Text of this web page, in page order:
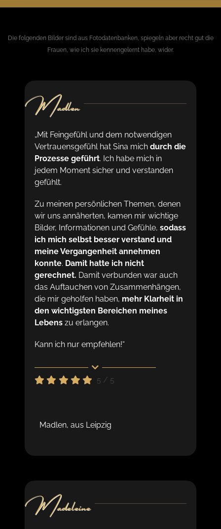
Die folgenden Bilder sind aus Fotodatenbanken, spiegeln aber recht gut die
Frauen, wie ich sie kennengelernt habe, wider.
Madlen
„Mit Feingefühl und dem notwendigen
Vertrauensgefühl hat Sina mich durch die
Prozesse geführt. Ich habe mich in
jedem Moment sicher und verstanden
gefühlt.
Zu meinen persönlichen Themen, denen
wir uns annäherten, kamen mir wichtige
Bilder, Informationen und Gefühle, sodass
ich mich selbst besser verstand und
meine Vergangenheit annehmen
konnte. Damit hatte ich nicht
gerechnet. Damit verbunden war auch
das Auftauchen von Zusammenhängen,
die mir geholfen haben, mehr Klarheit in
den wichtigsten Bereichen meines
Lebenszu erlangen.
Kann ich nur empfehlen!“
5 / 5
Madlen, aus Leipzig
Madeleine